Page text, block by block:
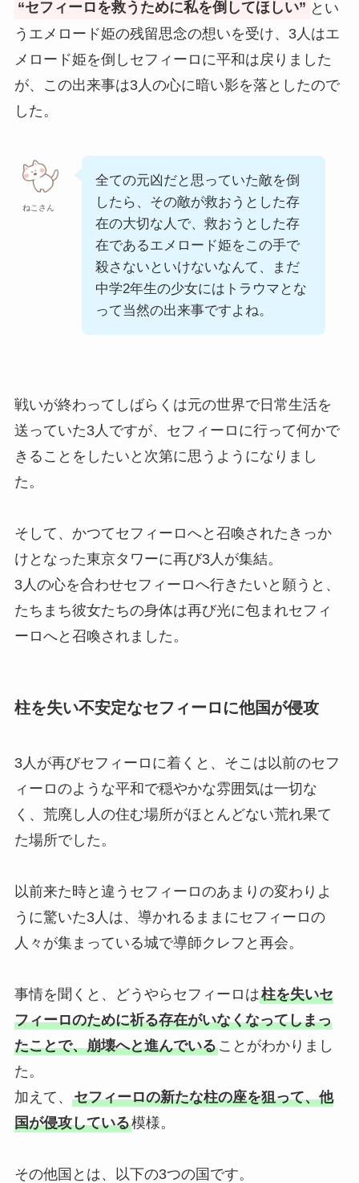
“セフィーロを救うために私を倒してほしい” とい
うエメロード姫の残留思念の想いを受け、3人はエ
メロード姫を倒しセフィーロに平和は戻りました
が、この出来事は3人の心に暗い影を落としたので
した。
ねこさん
全ての元凶だと思っていた敵を倒
したら、その敵が救おうとした存
在の大切な人で、救おうとした存
在であるエメロード姫をこの手で
殺さないといけないなんて、まだ
中学2年生の少女にはトラウマとな
って当然の出来事ですよね。
戦いが終わってしばらくは元の世界で日常生活を
送っていた3人ですが、セフィーロに行って何かで
きることをしたいと次第に思うようになりまし
た。
そして、かつてセフィーロへと召喚されたきっか
けとなった東京タワーに再び3人が集結。
3人の心を合わせセフィーロへ行きたいと願うと、
たちまち彼女たちの身体は再び光に包まれセフィ
ーロへと召喚されました。
柱を失い不安定なセフィーロに他国が侵攻
3人が再びセフィーロに着くと、そこは以前のセフ
ィーロのような平和で穏やかな雰囲気は一切な
く、荒廃し人の住む場所がほとんどない荒れ果て
た場所でした。
以前来た時と違うセフィーロのあまりの変わりよ
うに驚いた3人は、導かれるままにセフィーロの
人々が集まっている城で導師クレフと再会。
事情を聞くと、どうやらセフィーロは柱を失いセ
フィーロのために祈る存在がいなくなってしまっ
たことで、崩壊へと進んでいることがわかりまし
た。
加えて、 セフィーロの新たな柱の座を狙って、他
国が侵攻している模様。
その他国とは、以下の3つの国です。